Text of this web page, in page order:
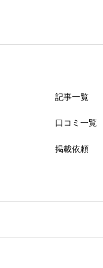
記事一覧
口コミ一覧
掲載依頼